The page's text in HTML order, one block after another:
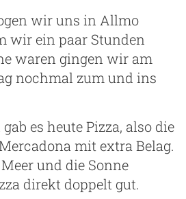
wir uns in Allmo
wir ein paar Stunden
waren gingen wir am
nochmal zum und ins
es heute Pizza, also die
mit extra Belag.
und die Sonne
direkt doppelt gut.